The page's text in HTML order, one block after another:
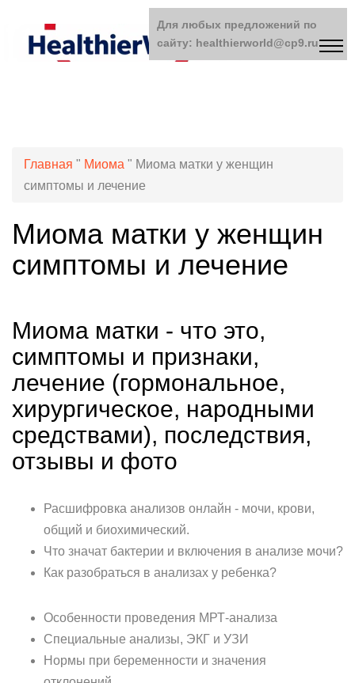
Главная " Миома " Миома матки у женщин
симптомы и лечение
Миома матки у женщин
симптомы и лечение
Миома матки - что это,
симптомы и признаки,
лечение (гормональное,
хирургическое, народными
средствами), последствия,
отзывы и фото
Расшифровка анализов онлайн - мочи, крови,
общий и биохимический.
Что значат бактерии и включения в анализе мочи?
Как разобраться в анализах у ребенка?
Особенности проведения МРТ-анализа
Специальные анализы, ЭКГ и УЗИ
Нормы при беременности и значения
Для любых предложений по
сайту: healthierworld@cp9.ru